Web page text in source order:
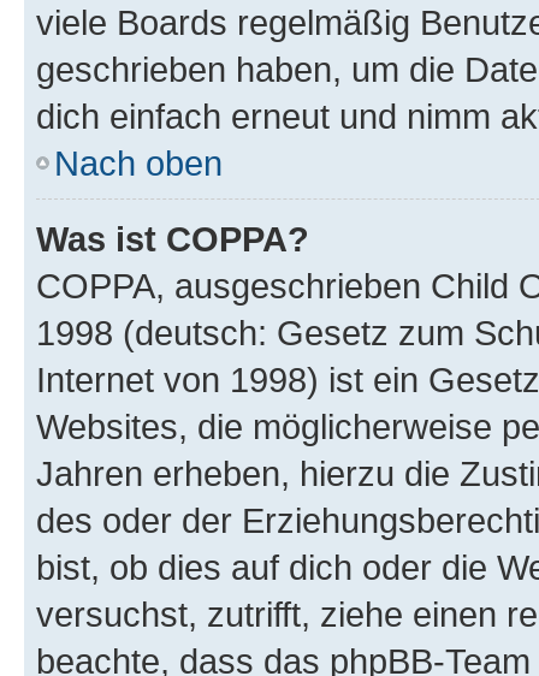
viele Boards regelmäßig
geschrieben haben, um die
dich einfach erneut und nimm
Nach oben
Was ist COPPA?
COPPA, ausgeschrieben Child
1998 (deutsch: Gesetz zum
Internet von 1998) ist ein
Websites, die möglicherweise
Jahren erheben, hierzu die
des oder der
bist, ob dies auf dich oder die
versuchst, zutrifft, ziehe einen
beachte, dass das phpBB-